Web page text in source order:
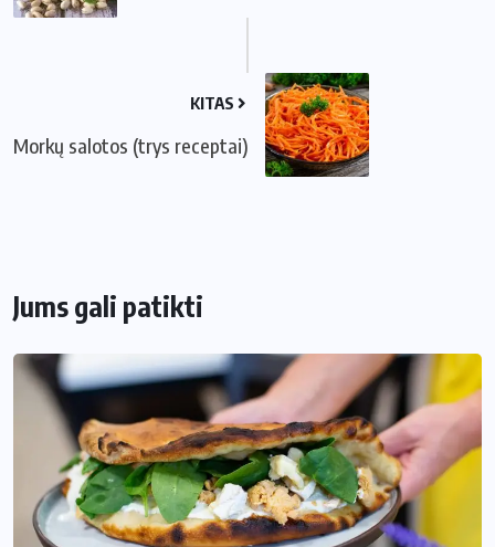
KITAS
Morkų salotos (trys receptai)
Jums gali patikti